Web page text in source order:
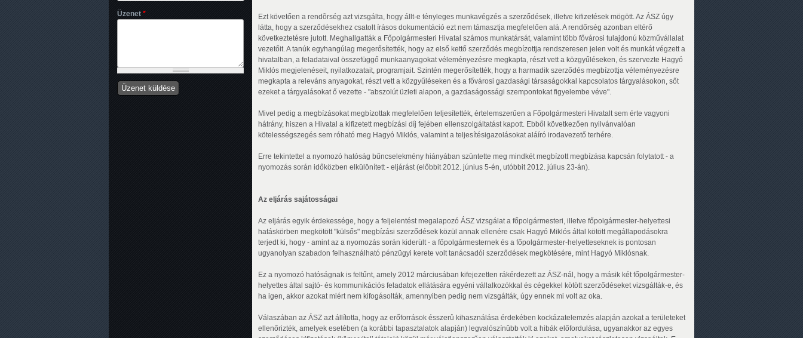
Ezt követően a rendõrség azt vizsgálta, hogy állt-e tényleges munkavégzés a szerződések, illetve kifizetések mögött. Az ÁSZ úgy
látta, hogy a szerződésekhez csatolt írásos dokumentáció ezt nem támasztja megfelelően alá. A rendőrség azonban eltérő
következtetésre jutott. Meghallgatták a Főpolgármesteri Hivatal számos munkatársát, valamint több fővárosi tulajdonú közművállalat
vezetőit. A tanúk egyhangúlag megerősítették, hogy az első kettő szerződés megbízottja rendszeresen jelen volt és munkát végzett a
hivatalban, a feladataival összefüggő munkaanyagokat véleményezésre megkapta, részt vett a közgyűléseken, és szervezte Hagyó
Miklós megjelenéseit, nyilatkozatait, programjait. Szintén megerősítették, hogy a harmadik szerződés megbízottja véleményezésre
megkapta a releváns anyagokat, részt vett a közgyűléseken és a fővárosi gazdasági társaságokkal kapcsolatos tárgyalásokon, sőt
ezeket a tárgyalásokat ő vezette - "abszolút üzleti alapon, a gazdaságossági szempontokat figyelembe véve".
Mivel pedig a megbízásokat megbízottak megfelelően teljesítették, értelemszerűen a Főpolgármesteri Hivatalt sem érte vagyoni
hátrány, hiszen a Hivatal a kifizetett megbízási díj fejében ellenszolgáltatást kapott. Ebből következően nyilvánvalóan
kötelességszegés sem róható meg Hagyó Miklós, valamint a teljesítésigazolásokat aláíró irodavezető terhére.
Erre tekintettel a nyomozó hatóság bűncselekmény hiányában szüntette meg mindkét megbízott megbízása kapcsán folytatott - a
nyomozás során időközben elkülönített - eljárást (előbbit 2012. június 5-én, utóbbit 2012. július 23-án).
Az eljárás sajátosságai
Az eljárás egyik érdekessége, hogy a feljelentést megalapozó ÁSZ vizsgálat a főpolgármesteri, illetve főpolgármester-helyettesi
hatáskörben megkötött "külsős" megbízási szerződések közül annak ellenére csak Hagyó Miklós által kötött megállapodásokra
terjedt ki, hogy - amint az a nyomozás során kiderült - a főpolgármesternek és a főpolgármester-helyetteseknek is pontosan
ugyanolyan szabadon felhasználható pénzügyi kerete volt tanácsadói szerződések megkötésére, mint Hagyó Miklósnak.
Ez a nyomozó hatóságnak is feltűnt, amely 2012 márciusában kifejezetten rákérdezett az ÁSZ-nál, hogy a másik két főpolgármester-
helyettes által sajtó- és kommunikációs feladatok ellátására egyéni vállalkozókkal és cégekkel kötött szerződéseket vizsgálták-e, és
ha igen, akkor azokat miért nem kifogásolták, amennyiben pedig nem vizsgálták, úgy ennek mi volt az oka.
Válaszában az ÁSZ azt állította, hogy az erőforrások ésszerû kihasználása érdekében kockázatelemzés alapján azokat a területeket
ellenőrizték, amelyek esetében (a korábbi tapasztalatok alapján) legvalószínûbb volt a hibák előfordulása, ugyanakkor az egyes
Üzenet *